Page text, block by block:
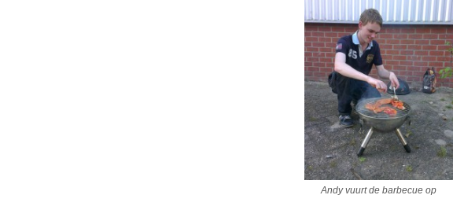
Andy vuurt de barbecue op